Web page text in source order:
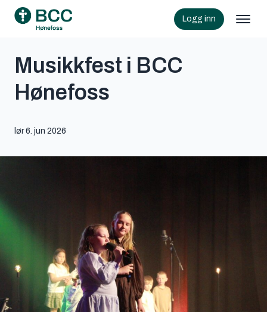
Logg inn
Musikkfest i BCC
Hønefoss
lør 6. jun 2026